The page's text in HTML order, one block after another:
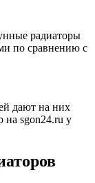
радиаторы
по сравнению с
дают на них
на sgon24.ru у